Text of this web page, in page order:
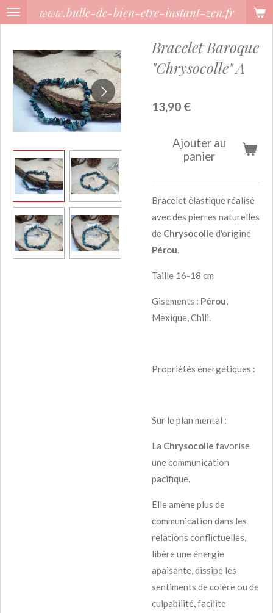
Passer
principal
www.bulle-de-bien-etre-instant-zen.fr
Bracelet Baroque
"Chrysocolle" A
13,90 €
Ajouter au
panier
Bracelet élastique réalisé
avec des pierres naturelles
de Chrysocolle d'origine
Pérou.
Taille 16-18 cm
Gisements : Pérou,
Mexique, Chili.
Propriétés énergétiques :
Sur le plan mental :
La Chrysocolle favorise
une communication
pacifique.
Elle amène plus de
communication dans les
relations conflictuelles,
libère une énergie
apaisante, dissipe les
sentiments de colère ou de
culpabilité, facilite